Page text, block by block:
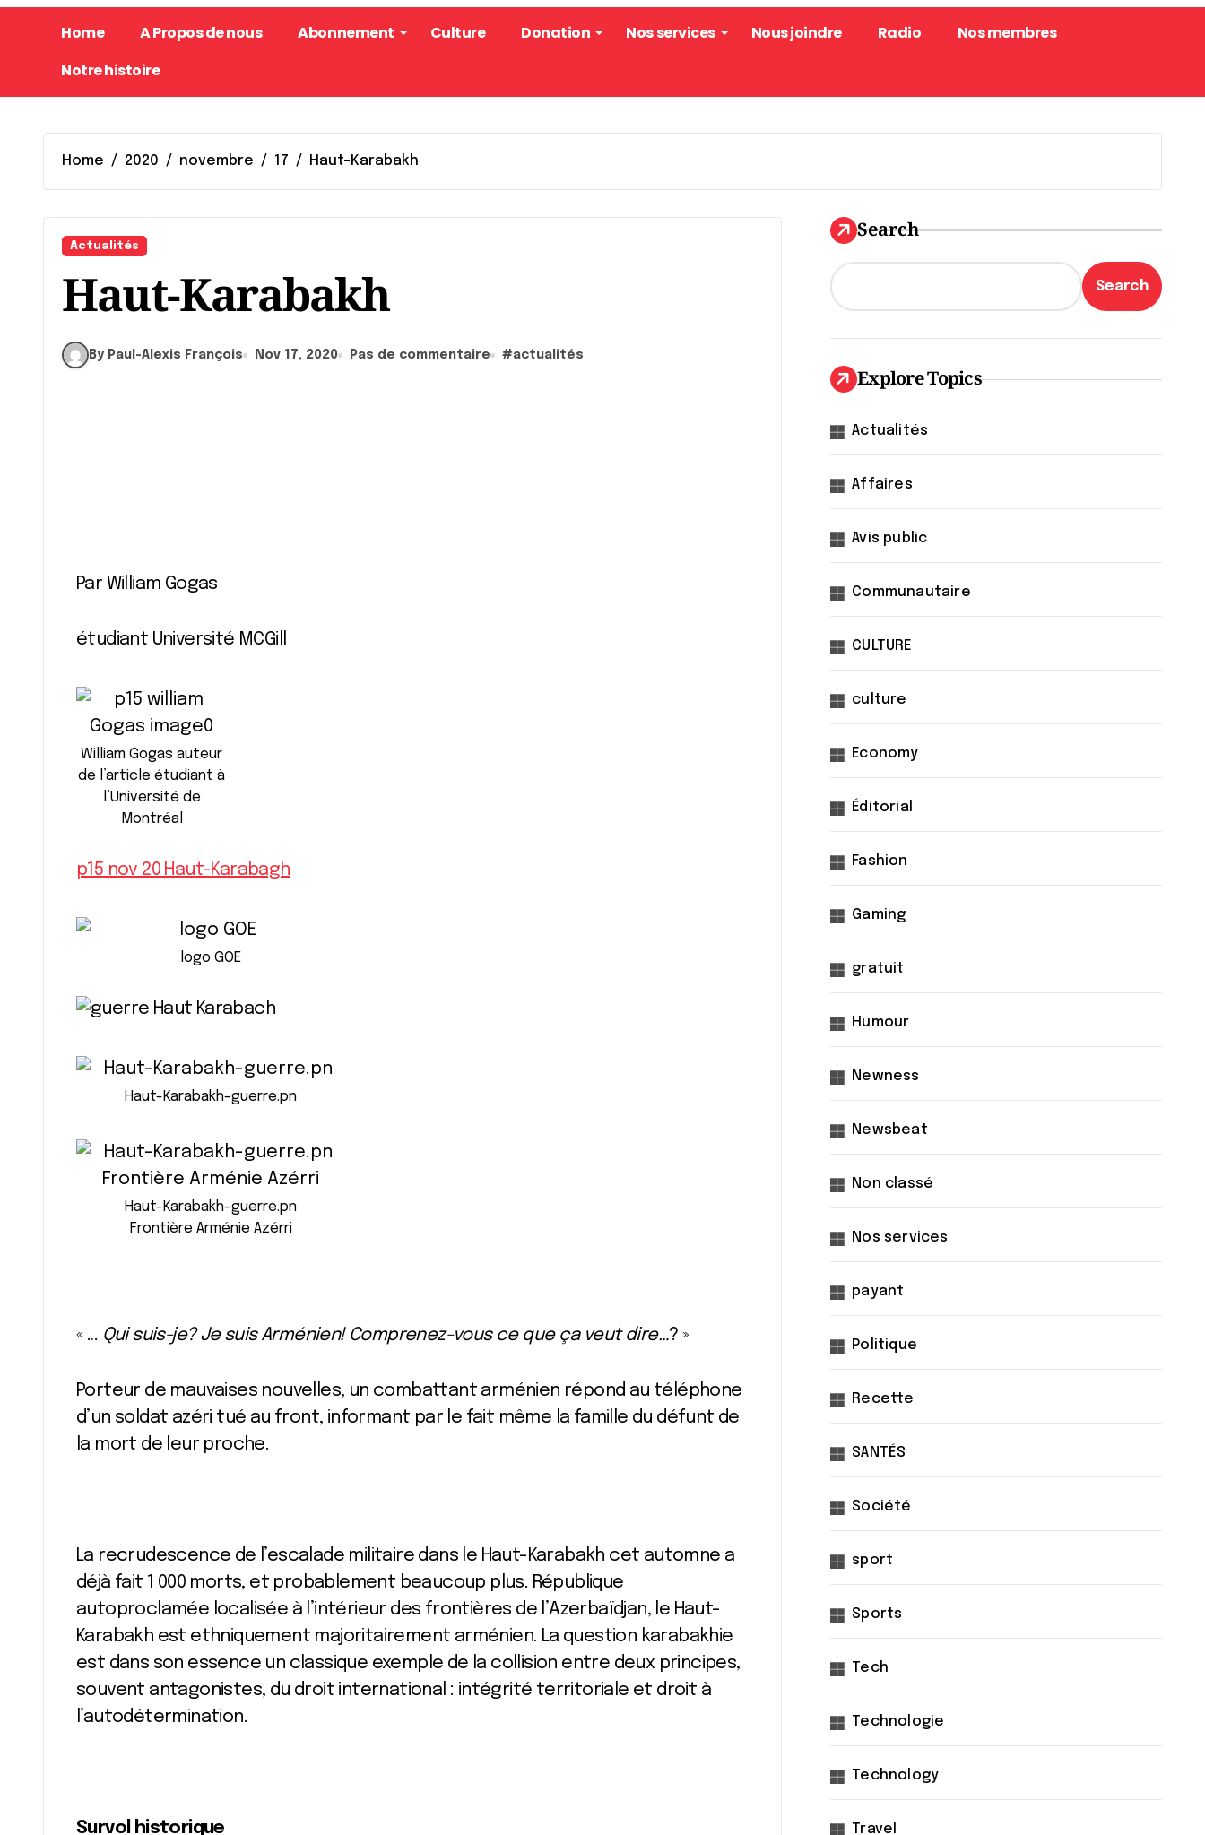
Home A Propos de nous Abonnement Culture Donation Nos services Nous joindre Radio
Nos membres
Notre histoire
Home 2020 novembre 17 Haut-Karabakh
Actualités
Haut-Karabakh
By Paul-Alexis François Nov 17, 2020 Pas de commentaire #actualités
Par William Gogas
étudiant Université MCGill
William Gogas auteur
de l’article étudiant à
l’Université de
Montréal
p15 nov 20 Haut-Karabagh
logo GOE
Haut-Karabakh-guerre.pn
Haut-Karabakh-guerre.pn
Frontière Arménie Azérri
« … Qui suis-je? Je suis Arménien! Comprenez-vous ce que ça veut dire…? »
Porteur de mauvaises nouvelles, un combattant arménien répond au téléphone
d’un soldat azéri tué au front, informant par le fait même la famille du défunt de
la mort de leur proche.
La recrudescence de l’escalade militaire dans le Haut-Karabakh cet automne a
déjà fait 1 000 morts, et probablement beaucoup plus. République
autoproclamée localisée à l’intérieur des frontières de l’Azerbaïdjan, le Haut-
Karabakh est ethniquement majoritairement arménien. La question karabakhie
est dans son essence un classique exemple de la collision entre deux principes,
souvent antagonistes, du droit international : intégrité territoriale et droit à
l’autodétermination.
Survol historique
Search
Search
Explore Topics
Actualités
Affaires
Avis public
Communautaire
CULTURE
culture
Economy
Éditorial
Fashion
Gaming
gratuit
Humour
Newness
Newsbeat
Non classé
Nos services
payant
Politique
Recette
SANTÉS
Société
sport
Sports
Tech
Technologie
Technology
Travel